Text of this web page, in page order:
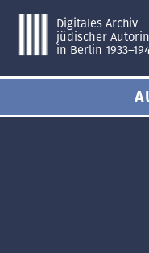
Digitales Archiv
jüdischer
in Berlin